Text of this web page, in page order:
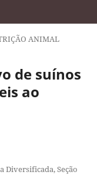
ANIMAL
de suínos
ao
Diversificada, Seção